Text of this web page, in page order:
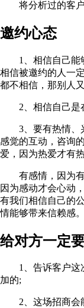
将分析过的客户
邀约心态
1、相信自己能够
相信被邀约的人一
都不相信，那别人
2、相信自己是
3、要有热情、兴
感觉的互动，咨询
爱，因为热爱才有
有感情，因为有
因为感动才会心动
有我们相信自己的
情能够带来信赖感。
给对方一定
1、告诉客户这次
加的;
2、这场招商会能